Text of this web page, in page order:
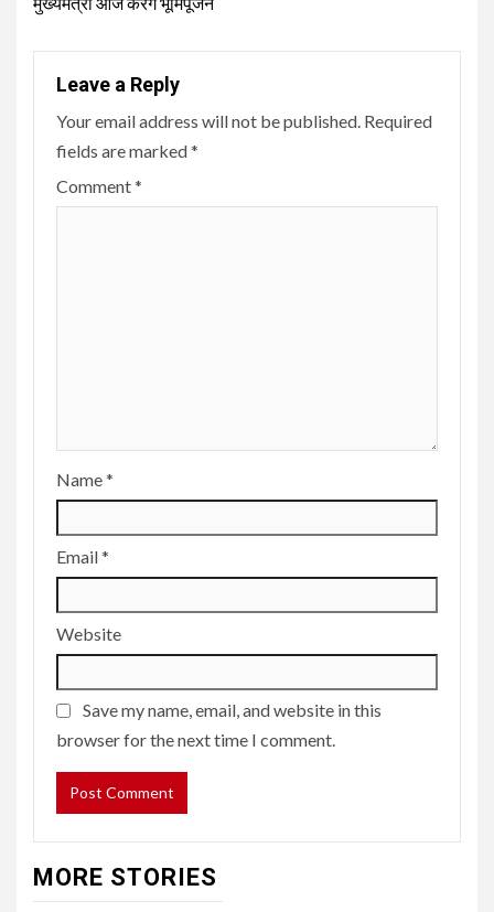
Leave a Reply
Your email address will not be published. Required
fields are marked*
Comment*
Name*
Email*
Website
Save my name, email, and website in this
browser for the next time I comment.
MORE STORIES